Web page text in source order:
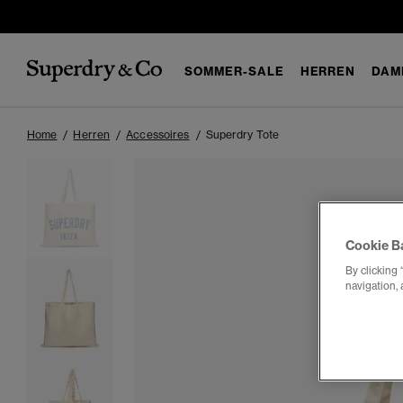
SOMMER-SALE HERREN
Home Herren Accessoires Superdry Tote
Cookie
By clicking
navigation,